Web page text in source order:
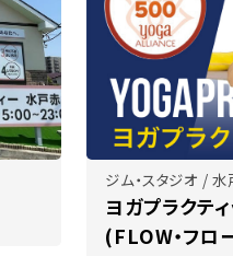
ジム・スタジオ /
ヨガプラクテ
(FLOW・フロ